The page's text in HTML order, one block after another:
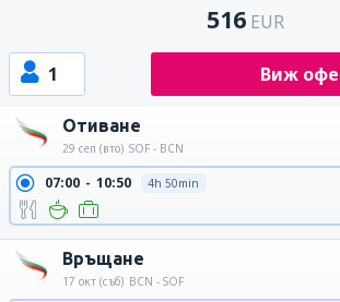
516 EUR
1 Виж
Отиване
29 сеп (вто) SOF - BCN
07:00 10:50 4h 50min
Връщане
17 окт (съб) BCN - SOF